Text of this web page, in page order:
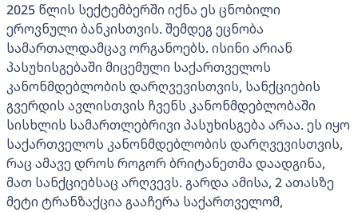
2025 წლის სექტემბერში იქნა ეს ცნობილი
ეროვნული ბანკისთვის. შემდეგ ეცნობა
სამართალდამცავ ორგანოებს. ისინი არიან
პასუხისგებაში მიცემული საქართველოს
კანონმდებლობის დარღვევისთვის, სანქციების
გვერდის ავლისთვის ჩვენს კანონმდებლობაში
სისხლის სამართლებრივი პასუხისგება არაა. ეს იყო
საქართველოს კანონმდებლობის დარღვევისთვის,
რაც ამავე დროს როგორ ბრიტანეთმა დაადგინა,
მათ სანქციებსაც არღვევს. გარდა ამისა, 2 ათასზე
მეტი ტრანზაქცია გააჩერა საქართველომ,